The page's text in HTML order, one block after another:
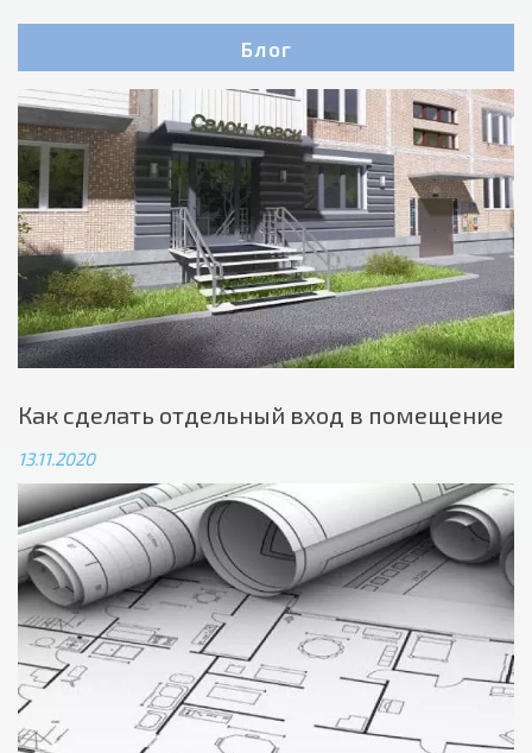
Блог
Как сделать отдельный вход в помещение
13.11.2020